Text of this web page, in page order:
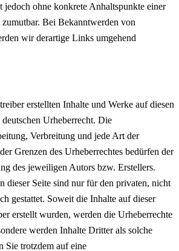
jedoch ohne konkrete Anhaltspunkte einer
Bei Bekanntwerden von
wir derartige Links umgehend
erstellten Inhalte und Werke auf diesen
Urheberrecht. Die
Verbreitung und jede Art der
Grenzen des Urheberrechtes bedürfen der
des jeweiligen Autors bzw. Erstellers.
dieser Seite sind nur für den privaten, nicht
gestattet. Soweit die Inhalte auf dieser
erstellt wurden, werden die Urheberrechte
werden Inhalte Dritter als solche
Sie trotzdem auf eine